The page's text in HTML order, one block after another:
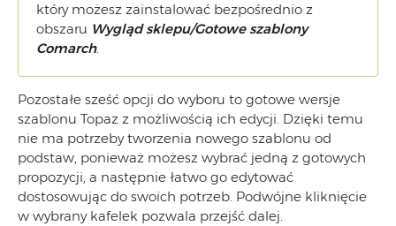
który możesz zainstalować bezpośrednio z
obszaru Wygląd sklepu/Gotowe szablony
Comarch.
Pozostałe sześć opcji do wyboru to gotowe wersje
szablonu Topaz z możliwością ich edycji. Dzięki temu
nie ma potrzeby tworzenia nowego szablonu od
podstaw, ponieważ możesz wybrać jedną z gotowych
propozycji, a następnie łatwo go edytować
dostosowując do swoich potrzeb. Podwójne kliknięcie
w wybrany kafelek pozwala przejść dalej.